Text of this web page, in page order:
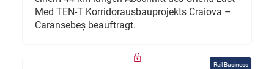
Med TEN-T Korridorausbauprojekts Craiova –
Caransebeș beauftragt.
Rail Business